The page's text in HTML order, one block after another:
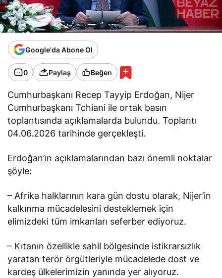
Google'da Abone Ol
0 Paylaş Beğen
Cumhurbaşkanı Recep Tayyip Erdoğan, Nijer
Cumhurbaşkanı Tchiani ile ortak basın
toplantısında açıklamalarda bulundu. Toplantı
04.06.2026 tarihinde gerçekleşti.
Erdoğan’ın açıklamalarından bazı önemli noktalar
şöyle:
– Afrika halklarının kara gün dostu olarak, Nijer’in
kalkınma mücadelesini desteklemek için
elimizdeki tüm imkanları seferber ediyoruz.
– Kıtanın özellikle sahil bölgesinde istikrarsızlık
yaratan terör örgütleriyle mücadelede dost ve
kardeş ülkelerimizin yanında yer alıyoruz.